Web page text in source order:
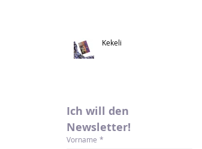
Kekeli
Ich will den
Newsletter!
Vorname *